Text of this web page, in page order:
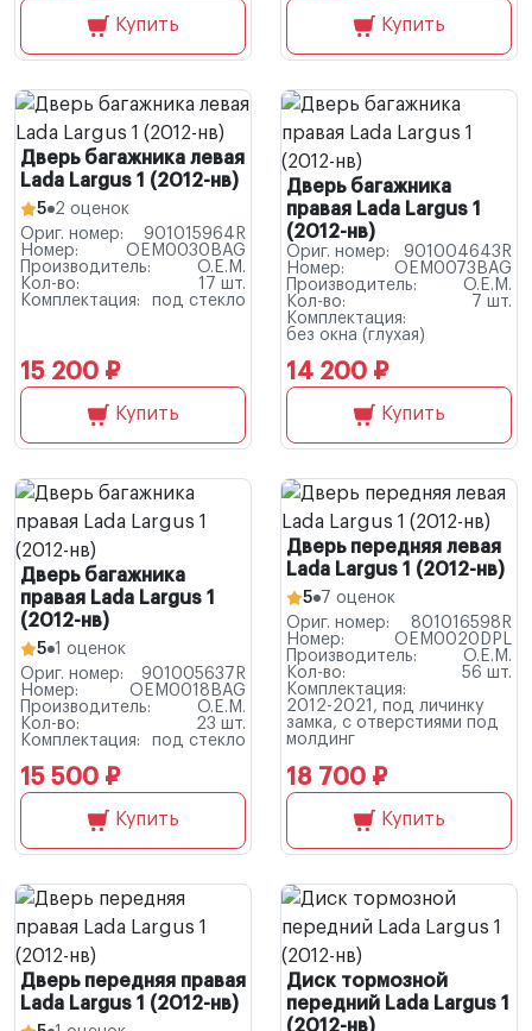
Купить Купить
Дверь багажника левая
Lada Largus 1 (2012-нв)
5 2 оценок
Ориг. номер:
901015964R
Номер:
OEM0030BAG
Производитель:
O.E.M.
Кол-во:
17 шт.
Комплектация:
под стекло
15 200 ₽
Купить
Дверь багажника
правая Lada Largus 1
(2012-нв)
Ориг. номер:
901004643R
Номер:
OEM0073BAG
Производитель:
O.E.M.
Кол-во:
7 шт.
Комплектация:
без окна (глухая)
14 200 ₽
Купить
Дверь багажника
правая Lada Largus 1
(2012-нв)
5 1 оценок
Ориг. номер:
901005637R
Номер:
OEM0018BAG
Производитель:
O.E.M.
Кол-во:
23 шт.
Комплектация:
под стекло
15 500 ₽
Купить
Дверь передняя левая
Lada Largus 1 (2012-нв)
5
7 оценок
Ориг. номер:
801016598R
Номер:
OEM0020DPL
Производитель:
O.E.M.
Кол-во:
56 шт.
Комплектация:
2012-2021, под личинку
замка, с отверстиями под
молдинг
18 700 ₽
Купить
Дверь передняя правая
Lada Largus 1 (2012-нв)
Диск тормозной
передний Lada Largus 1
(2012-нв)